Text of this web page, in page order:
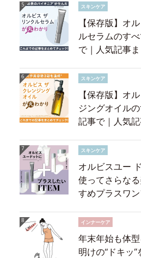
スキンケア
【保存版】オ
ルセラムのす
で｜人気記事
スキンケア
【保存版】オ
ジングオイル
記事で｜人気
スキンケア
オルビスユー
使ってさらな
すめプラスワ
インナーケア
年末年始も体
明けの“ドキッ